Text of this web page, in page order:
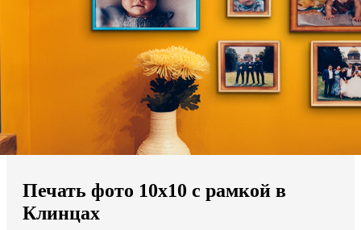
Мы доставляем по всему миру
Продолжить без города
Печать фото 10х10 с рамкой в
Клинцах